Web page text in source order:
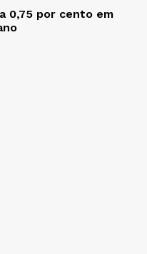
0,75 por cento em